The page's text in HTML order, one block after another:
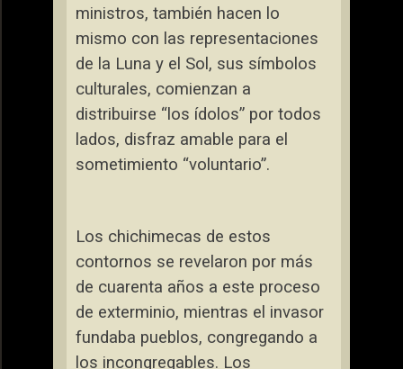
ministros, también hacen lo
mismo con las representaciones
de la Luna y el Sol, sus símbolos
culturales, comienzan a
distribuirse “los ídolos” por todos
lados, disfraz amable para el
sometimiento “voluntario”.
Los chichimecas de estos
contornos se revelaron por más
de cuarenta años a este proceso
de exterminio, mientras el invasor
fundaba pueblos, congregando a
los incongregables. Los